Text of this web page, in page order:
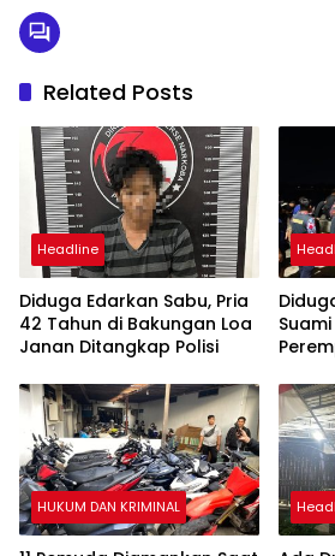
Related Posts
Headline
Diduga Edarkan Sabu, Pria
42 Tahun di Bakungan Loa
Janan Ditangkap Polisi
HUKUM DAN KRIMINAL